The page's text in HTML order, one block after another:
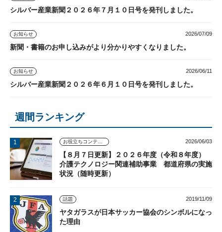
シルバー産業新聞２０２６年７月１０日号を発刊しました。
お知らせ 2026/07/09
新聞・書籍のお申し込みがより分かりやすくなりました。
お知らせ 2026/06/11
シルバー産業新聞２０２６年６月１０日号を発刊しました。
週間ランキング
2026/06/03
【８月７日更新】２０２６年度（令和８年度）
介護テクノロジー関連補助事業 都道府県の実施
状況（随時更新）
話題 2019/11/09
ヤタガラスが日本サッカー協会のシンボルになっ
た理由